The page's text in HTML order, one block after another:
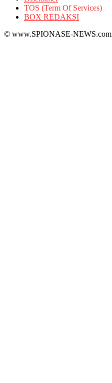
TOS (Term Of Services)
BOX REDAKSI
© www.SPIONASE-NEWS.com